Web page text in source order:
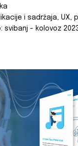
i sadržaja, UX,
: svibanj - kolovoz